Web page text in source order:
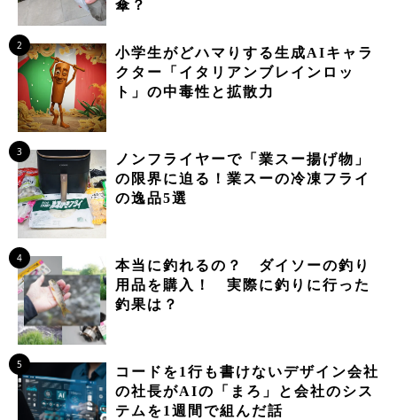
傘？
2
小学生がどハマりする生成AIキャラ
クター「イタリアンブレインロッ
ト」の中毒性と拡散力
3
ノンフライヤーで「業スー揚げ物」
の限界に迫る！業スーの冷凍フライ
の逸品5選
4
本当に釣れるの？ ダイソーの釣り
用品を購入！ 実際に釣りに行った
釣果は？
5
コードを1行も書けないデザイン会社
の社長がAIの「まろ」と会社のシス
テムを1週間で組んだ話